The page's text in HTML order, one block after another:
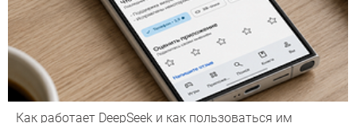
Как работает DeepSeek и как пользоваться им